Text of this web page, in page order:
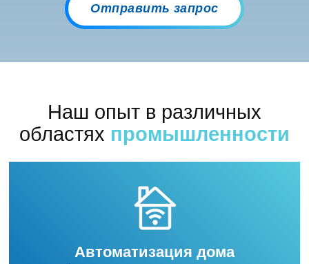
Отправить запрос
Наш опыт в различных
областях промышленности
Автоматизация дома